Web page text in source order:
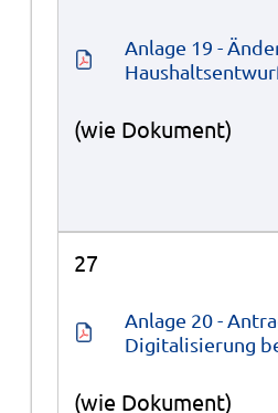
Anlage 19 -
(wie Dokument)
27
Anlage 20 -
Digitalisierung
(wie Dokument)